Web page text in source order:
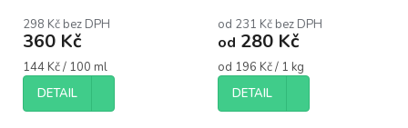
298 Kč bez DPH
360 Kč
Měrná
cena:
144 Kč / 100 ml
DETAIL
produktu
je
z
hvězdiček.
od 231 Kč bez DPH
od 280 Kč
Měrná
cena:
od 196 Kč / 1 kg
DETAIL